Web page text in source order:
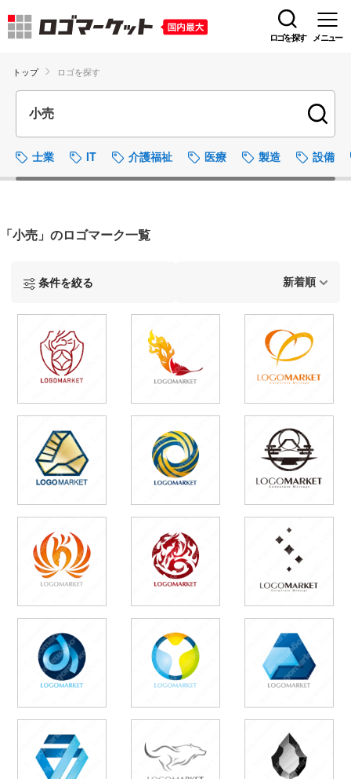
ロゴを探す メニュー
士業 IT 介護福祉 医療 製造 設備
トップ ロゴを探す
「小売」のロゴマーク一覧
条件を絞る